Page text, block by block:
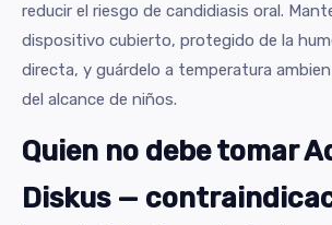
reducir el riesgo de candidiasis oral.
dispositivo cubierto, protegido de la
directa, y guárdelo a temperatura
del alcance de niños.
Quien no debe tomar
Diskus —